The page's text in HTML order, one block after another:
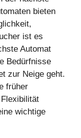
bieten
ist es
Automat
Bedürfnisse
zur Neige geht.
früher
wichtige